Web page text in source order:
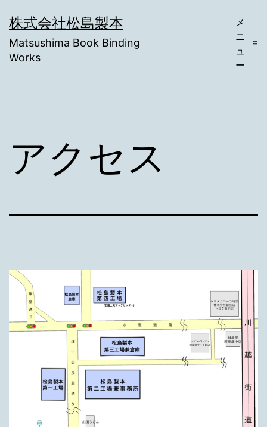
ン
テ
株式会社松島製本
Matsushima Book Binding
Works
メ
ニ
ュ
ー
アクセス